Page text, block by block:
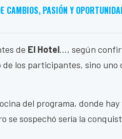
CAMBIOS, PASIÓN Y
de El Hotel..., según
de los participantes, sino uno
del programa, donde hay
se sospechó sería la